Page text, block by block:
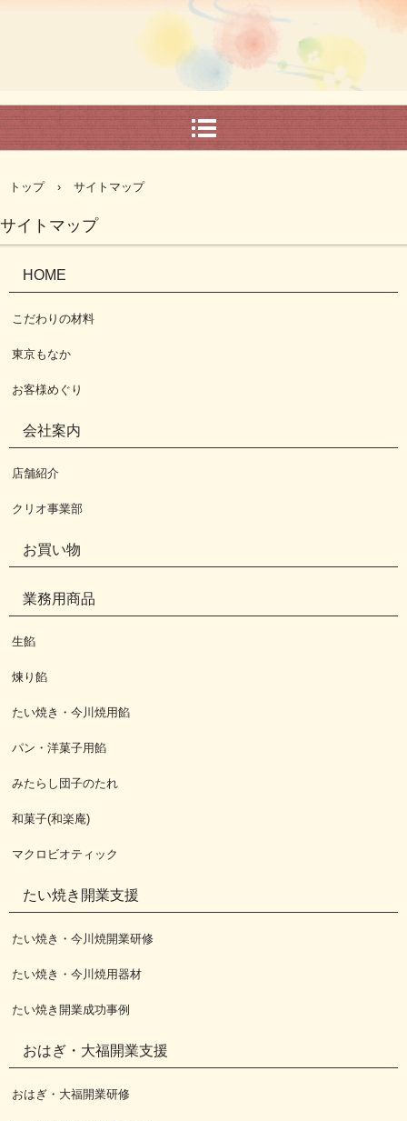
トップ › サイトマップ
サイトマップ
HOME
こだわりの材料
東京もなか
お客様めぐり
会社案内
店舗紹介
クリオ事業部
お買い物
業務用商品
生餡
煉り餡
たい焼き・今川焼用餡
パン・洋菓子用餡
みたらし団子のたれ
和菓子(和楽庵)
マクロビオティック
たい焼き開業支援
たい焼き・今川焼開業研修
たい焼き・今川焼用器材
たい焼き開業成功事例
おはぎ・大福開業支援
おはぎ・大福開業研修